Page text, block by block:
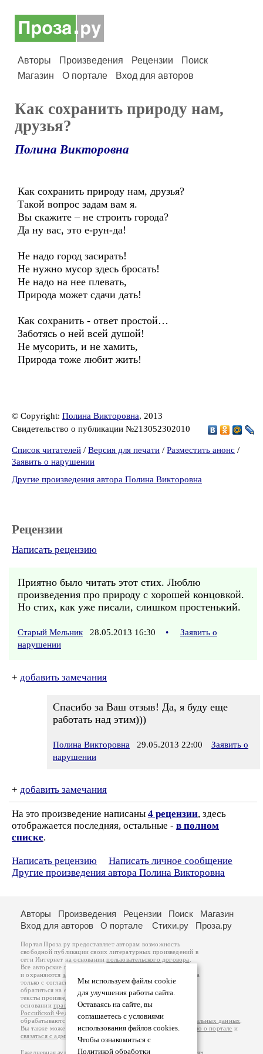
Авторы Произведения Рецензии
Поиск
Магазин
О портале Вход для авторов
Как сохранить природу нам,
друзья?
Полина Викторовна
Как сохранить природу нам, друзья?
Такой вопрос задам вам я.
Вы скажите – не строить города?
Да ну вас, это е-рун-да!
Не надо город засирать!
Не нужно мусор здесь бросать!
Не надо на нее плевать,
Природа может сдачи дать!
Как сохранить - ответ простой…
Заботясь о ней всей душой!
Не мусорить, и не хамить,
Природа тоже любит жить!
© Copyright: Полина Викторовна, 2013
Свидетельство о публикации №213052302010
Список читателей / Версия для печати / Разместить анонс /
Заявить о нарушении
Другие произведения автора Полина Викторовна
Рецензии
Написать рецензию
Приятно было читать этот стих. Люблю
произведения про природу с хорошей концовкой.
Но стих, как уже писали, слишком простенький.
Старый Мельник 28.05.2013 16:30 •
Заявить о
нарушении
+ добавить замечания
Спасибо за Ваш отзыв! Да, я буду еще
работать над этим)))
Полина Викторовна 29.05.2013 22:00
Заявить о
нарушении
+ добавить замечания
На это произведение написаны 4 рецензии, здесь
отображается последняя, остальные - в полном
списке.
Написать рецензию
Написать личное сообщение
Другие произведения автора Полина Викторовна
Мы используем файлы cookie
для улучшения работы сайта.
Оставаясь на сайте, вы
соглашаетесь с условиями
использования файлов cookies.
Чтобы ознакомиться с
Политикой обработки
Авторы Произведения Рецензии Поиск
Магазин
Вход для авторов
О портале Стихи.ру Проза.ру
Портал Проза.ру предоставляет авторам возможность
свободной публикации своих литературных произведений в
сети Интернет на основаниипользовательского договора
Все авторские права на произведения принадлежат авторам
и охраняются законом
. Перепечатка произведений возможна
только с согласия его автора, к которому вы можете
обратиться на его авторской странице. Ответственность за
тексты произведений авторы несут самостоятельно на
основанииправил публикацииизаконодательства
Российской Федерации
обрабатываются на основанииПолитики обработки персональных данных
Вы также можете посмотреть более подробнуюинформацию о портале и
связаться с администрацией
Ежедневная аудитория портала Проза.ру – порядка 100 тысяч